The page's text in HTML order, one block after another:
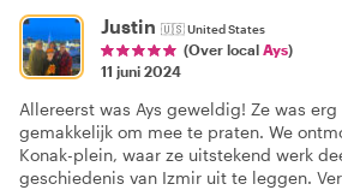
Justin 🇺🇸United States
(Over local Ays)
11 juni 2024
Allereerst was Ays geweldig! Ze was erg
gemakkelijk om mee te praten. We
Konak-plein, waar ze uitstekend werk
geschiedenis van Izmir uit te leggen.